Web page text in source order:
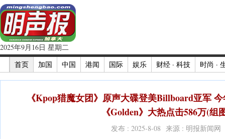
2025年9月16日 星期二
首页
加国 中国 港闻 国际 娱乐 财经 · 科技 时尚 ·
《Kpop猎魔女团》原声大碟登美Billboard亚军
《Golden》大热点击586万(组
发布 : 2025-8-08 来源 : 明报新闻网